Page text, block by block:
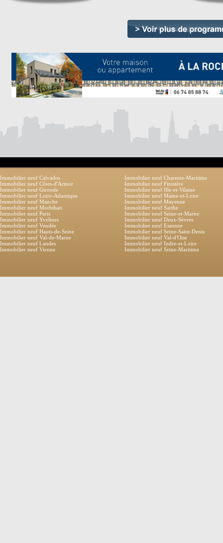
Immobilier neuf Calvados
Immobilier neuf Charente-Maritime
Immobilier neuf Côtes-d'Armor
Immobilier neuf Finistère
Immobilier neuf Gironde
Immobilier neuf Ille-et-Vilaine
Immobilier neuf Loire-Atlantique
Immobilier neuf Maine-et-Loire
Immobilier neuf Manche
Immobilier neuf Mayenne
Immobilier neuf Morbihan
Immobilier neuf Sarthe
Immobilier neuf Paris
Immobilier neuf Seine-et-Marne
Immobilier neuf Yvelines
Immobilier neuf Deux-Sèvres
Immobilier neuf Vendée
Immobilier neuf Essonne
Immobilier neuf Hauts-de-Seine
Immobilier neuf Seine-Saint-Denis
Immobilier neuf Val-de-Marne
Immobilier neuf Val-d'Oise
Immobilier neuf Landes
Immobilier neuf Indre-et-Loire
Immobilier neuf Vienne
Immobilier neuf Seine-Maritime